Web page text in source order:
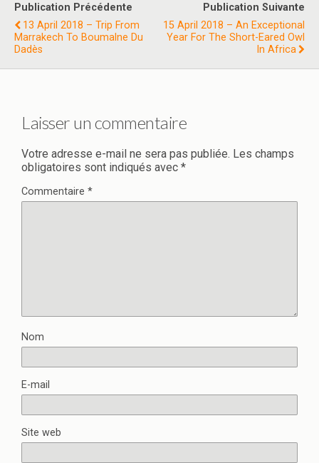
Publication Précédente
13 April 2018 – Trip From
Marrakech To Boumalne Du
Dadès
Publication Suivante
15 April 2018 – An Exceptional
Year For The Short-Eared Owl
In Africa
Laisser un commentaire
Votre adresse e-mail ne sera pas publiée. Les champs
obligatoires sont indiqués avec *
Commentaire *
Nom
E-mail
Site web